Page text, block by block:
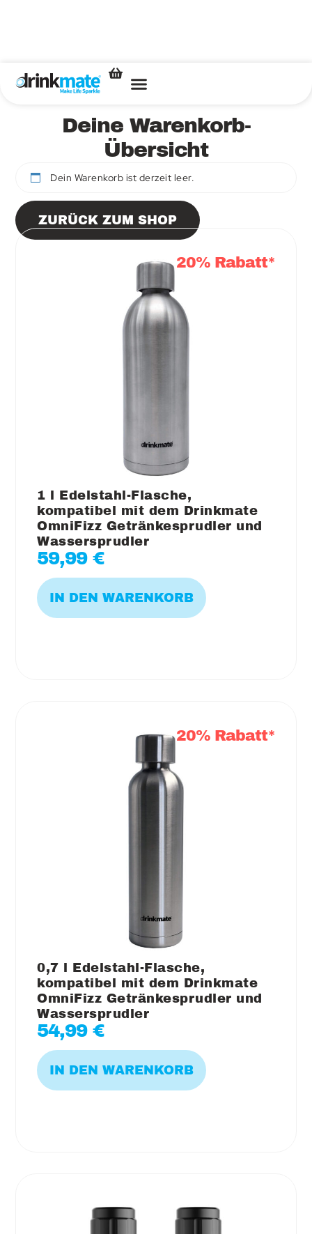
Deine Warenkorb-
Übersicht
Dein Warenkorb ist derzeit leer.
ZURÜCK ZUM SHOP
20% Rabatt*
1 l Edelstahl-Flasche,
kompatibel mit dem Drinkmate
OmniFizz Getränkesprudler und
Wassersprudler
59,99€
IN DEN WARENKORB
20% Rabatt*
0,7 l Edelstahl-Flasche,
kompatibel mit dem Drinkmate
OmniFizz Getränkesprudler und
Wassersprudler
54,99€
IN DEN WARENKORB